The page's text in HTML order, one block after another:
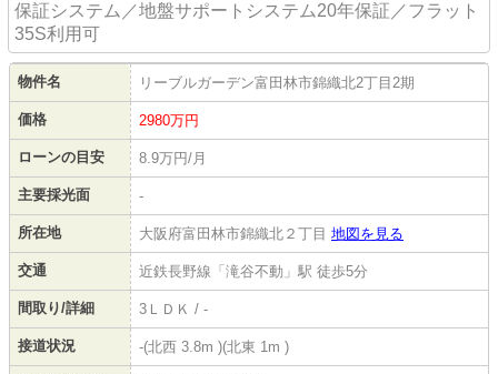
保証システム／地盤サポートシステム20年保証／フラット
35S利用可
物件名 リーブルガーデン富田林市錦織北2丁目2期
価格 2980万円
ローンの目安 8.9万円/月
主要採光面 -
所在地 大阪府富田林市錦織北２丁目 地図を見る
交通 近鉄長野線「滝谷不動」駅 徒歩5分
間取り/詳細 3ＬＤＫ / -
接道状況 -(北西 3.8m )(北東 1m )